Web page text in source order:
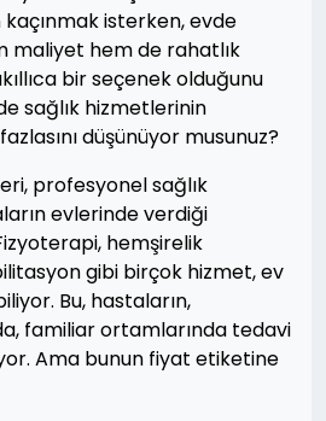
kaçınmak isterken, evde
maliyet hem de rahatlık
bir seçenek olduğunu
sağlık hizmetlerinin
düşünüyor musunuz?
profesyonel sağlık
evlerinde verdiği
hemşirelik
gibi birçok hizmet, ev
Bu, hastaların,
familiar ortamlarında tedavi
Ama bunun fiyat etiketine